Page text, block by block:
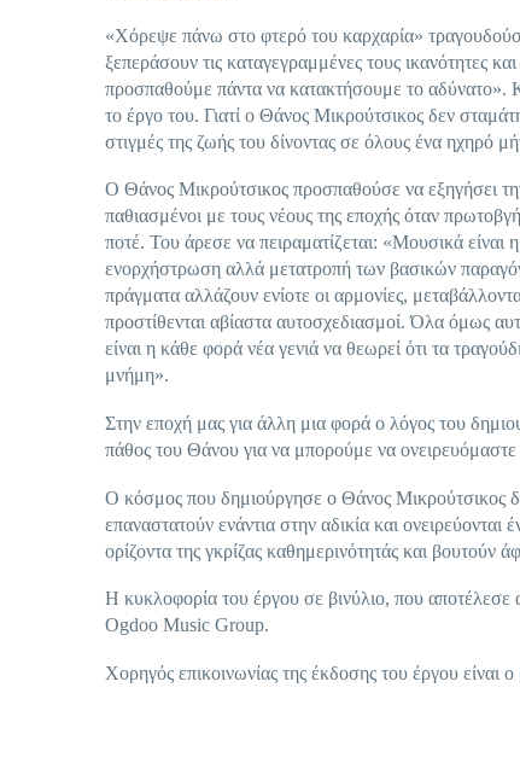
«Χόρεψε πάνω στο φτερό του καρχαρία»
ξεπεράσουν τις καταγεγραμμένες τους ικανότητες
προσπαθούμε πάντα να κατακτήσουμε το αδύνατο».
το έργο του. Γιατί ο Θάνος Μικρούτσικος δεν
στιγμές της ζωής του δίνοντας σε όλους ένα ηχηρό
Ο Θάνος Μικρούτσικος προσπαθούσε να εξηγήσει την
παθιασμένοι με τους νέους της εποχής όταν
ποτέ. Του άρεσε να πειραματίζεται: «Μουσικά
ενορχήστρωση αλλά μετατροπή των βασικών
πράγματα αλλάζουν ενίοτε οι αρμονίες,
προστίθενται αβίαστα αυτοσχεδιασμοί. Όλα όμως
είναι η κάθε φορά νέα γενιά να θεωρεί ότι τα
μνήμη».
Στην εποχή μας για άλλη μια φορά ο λόγος του
πάθος του Θάνου για να μπορούμε να
Ο κόσμος που δημιούργησε ο Θάνος Μικρούτσικος
επαναστατούν ενάντια στην αδικία και
ορίζοντα της γκρίζας καθημερινότητάς και
Η κυκλοφορία του έργου σε βινύλιο, που αποτέλεσε
Ogdoo Music Group.
Χορηγός επικοινωνίας της έκδοσης του έργου